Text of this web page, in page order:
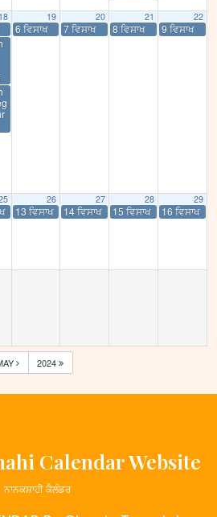
18 19
6 ਵਿਸਾਖ
20
7 ਵਿਸਾਖ
21
8 ਵਿਸਾਖ
22
9 ਵਿਸਾਖ
26
13 ਵਿਸਾਖ
27
14 ਵਿਸਾਖ
28
15 ਵਿਸਾਖ
29
16 ਵਿਸਾਖ
2024
Calendar Website
ਨਾਨਕਸ਼ਾਹੀ ਕੈਲੰਡਰ